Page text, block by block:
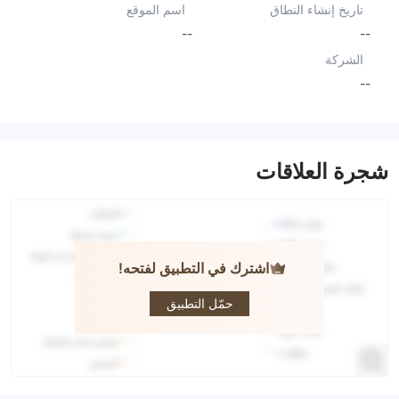
تاريخ إنشاء النطاق
--
اسم الموقع
--
الشركة
--
شجرة العلاقات
اشترك في التطبيق لفتحه!
حمّل التطبيق